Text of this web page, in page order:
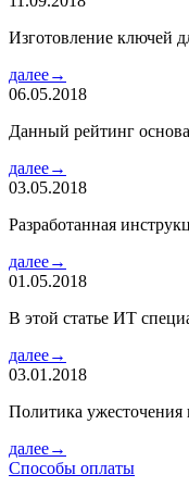
Изготовление ключей
далее→
06.05.2018
Данный рейтинг
далее→
03.05.2018
Разработанная
далее→
01.05.2018
В этой статье ИТ
далее→
03.01.2018
Политика
далее→
Способы оплаты